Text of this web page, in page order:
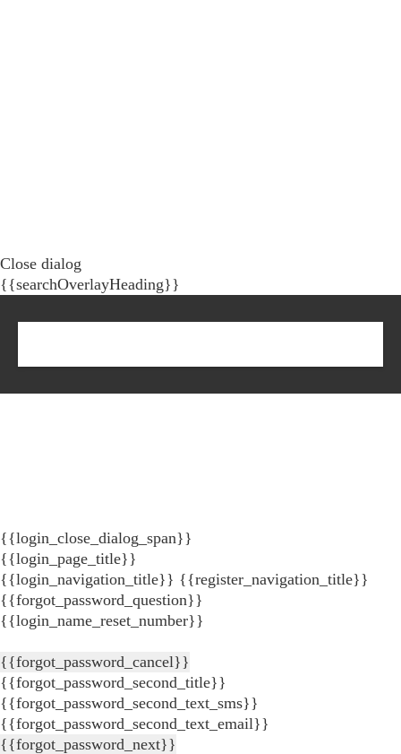
Close dialog
{{searchOverlayHeading}}
{{login_close_dialog_span}}
{{login_page_title}}
{{login_navigation_title}} {{register_navigation_title}}
{{forgot_password_question}}
{{login_name_reset_number}}
{{forgot_password_cancel}}
{{forgot_password_second_title}}
{{forgot_password_second_text_sms}}
{{forgot_password_second_text_email}}
{{forgot_password_next}}